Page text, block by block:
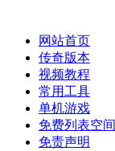
网站首页
传奇版本
视频教程
常用工具
单机游戏
免费列表空间
免责声明